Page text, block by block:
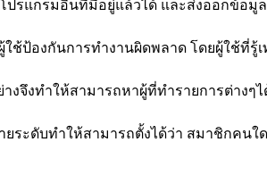
ปรแกรมอื่นที่มีอยู่แล้วได้ และส่งออกข้อมู
ใช้ป้องกันการทำงานผิดพลาด โดยผู้ใช้ที่รู้
งจึงทำให้สามารถหาผู้ที่ทำรายการต่างๆ
ยระดับทำให้สามารถตั้งได้ว่า สมาชิกคน